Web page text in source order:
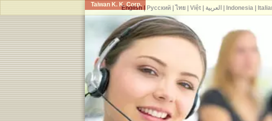
Taiwan K. K. Corp.
English| Русский| ไทย| Việt| العربية Indonesia|